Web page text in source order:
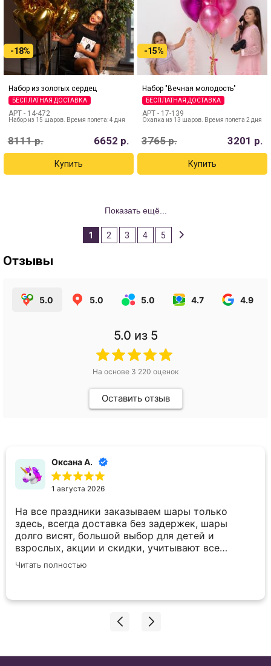
-18%
Набор из золотых сердец
БЕСПЛАТНАЯ ДОСТАВКА
АРТ - 14-472
Набор из 15 шаров. Время полета: 4 дня
8111р. 6652 р.
-15%
Набор "Вечная молодость"
БЕСПЛАТНАЯ ДОСТАВКА
АРТ - 17-139
Охапка из 13 шаров. Время полета 2 дня
3765р. 3201 р.
Показать ещё...
1 2 3 4 5
Отзывы
5.0 5.0 5.0 4.7 4.9
5.0 из 5
На основе 3 220 оценок
Оставить отзыв
Оксана А.
1 августа 2026
На все праздники заказываем шары только
здесь, всегда доставка без задержек, шары
долго висят, большой выбор для детей и
взрослых, акции и скидки, учитывают все
пожелания по внесению корректировок в заказ.
Спасибо вам большое!
Читать полностью